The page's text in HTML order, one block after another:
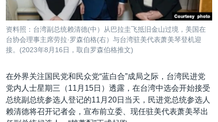
埃博拉疫情
美国之音专访
重要讲话与声明
南中国海争端
关注西藏
关注新疆
资料照：台湾副总统赖清德(中）从巴拉圭飞抵旧金山过境，美国在
台协会理事主席劳拉·罗森伯格(右）与台湾驻美代表萧美琴登机迎
接。(2023年8月16日，取自罗森伯格推文)
在外界关注国民党和民众党“蓝白合”成局之际，台湾民进党
党内人士星期三（11月15日）透露，在台湾中选会开始接受
总统副总统参选人登记的11月20日当天，民进党总统参选人
赖清德将召开记者会，宣布前立委、现任驻美代表萧美琴出